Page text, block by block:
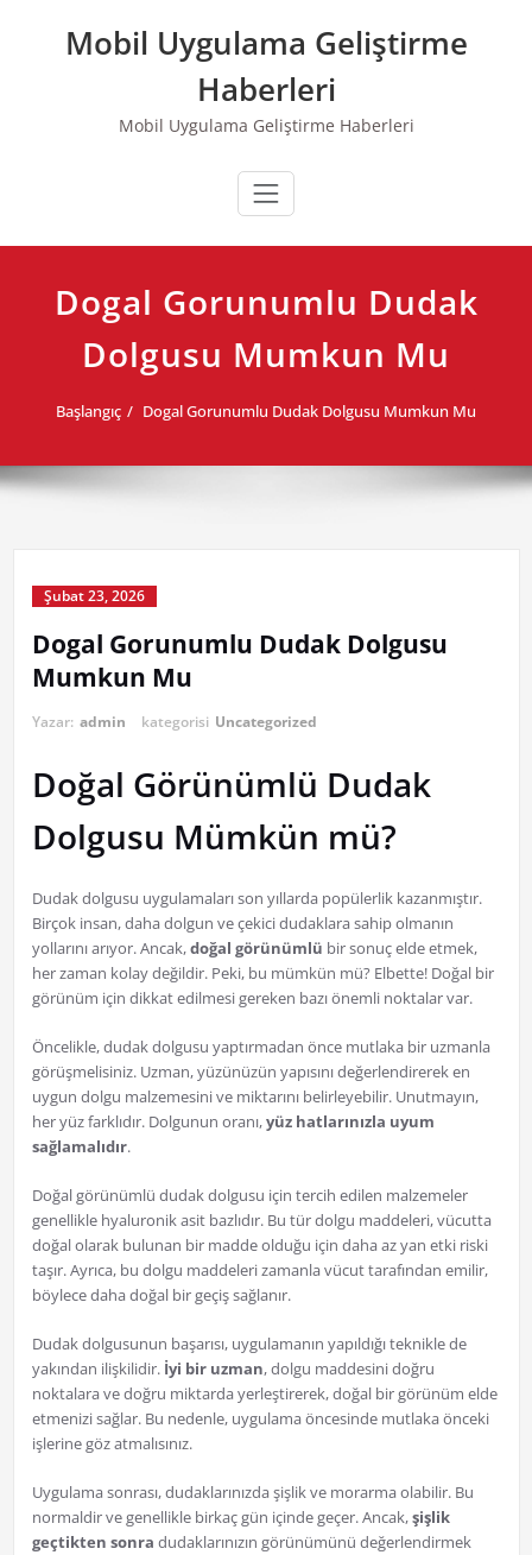
Mobil Uygulama Geliştirme
Haberleri
Mobil Uygulama Geliştirme Haberleri
Dogal Gorunumlu Dudak
Dolgusu Mumkun Mu
Başlangıç Dogal Gorunumlu Dudak Dolgusu Mumkun Mu
Şubat 23, 2026
Dogal Gorunumlu Dudak Dolgusu
Mumkun Mu
Yazar: admin kategorisi Uncategorized
Doğal Görünümlü Dudak
Dolgusu Mümkün mü?
Dudak dolgusu uygulamaları son yıllarda popülerlik kazanmıştır.
Birçok insan, daha dolgun ve çekici dudaklara sahip olmanın
yollarını arıyor. Ancak,doğal görünümlü bir sonuç elde etmek,
her zaman kolay değildir. Peki, bu mümkün mü? Elbette! Doğal bir
görünüm için dikkat edilmesi gereken bazı önemli noktalar var.
Öncelikle, dudak dolgusu yaptırmadan önce mutlaka bir uzmanla
görüşmelisiniz. Uzman, yüzünüzün yapısını değerlendirerek en
uygun dolgu malzemesini ve miktarını belirleyebilir. Unutmayın,
her yüz farklıdır. Dolgunun oranı,yüz hatlarınızla uyum
sağlamalıdır.
Doğal görünümlü dudak dolgusu için tercih edilen malzemeler
genellikle hyaluronik asit bazlıdır. Bu tür dolgu maddeleri, vücutta
doğal olarak bulunan bir madde olduğu için daha az yan etki riski
taşır. Ayrıca, bu dolgu maddeleri zamanla vücut tarafından emilir,
böylece daha doğal bir geçiş sağlanır.
Dudak dolgusunun başarısı, uygulamanın yapıldığı teknikle de
yakından ilişkilidir. İyi bir uzman, dolgu maddesini doğru
noktalara ve doğru miktarda yerleştirerek, doğal bir görünüm elde
etmenizi sağlar. Bu nedenle, uygulama öncesinde mutlaka önceki
işlerine göz atmalısınız.
Uygulama sonrası, dudaklarınızda şişlik ve morarma olabilir. Bu
normaldir ve genellikle birkaç gün içinde geçer. Ancak,şişlik
geçtikten sonra dudaklarınızın görünümünü değerlendirmek